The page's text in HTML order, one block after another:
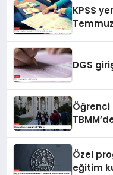
KPSS
DGS
Öğrenci
Özel
eğitim